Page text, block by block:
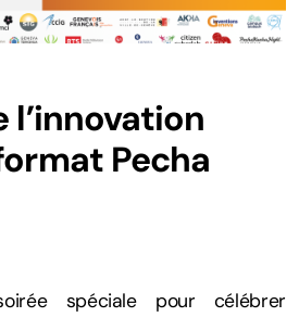
l’innovation
Pecha
spéciale pour célébrer